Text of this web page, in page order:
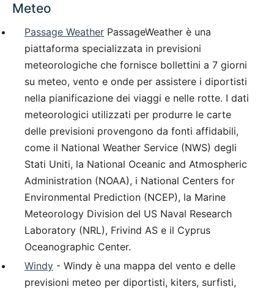
Meteo
Passage Weather PassageWeather è una
piattaforma specializzata in previsioni
meteorologiche che fornisce bollettini a 7 giorni
su meteo, vento e onde per assistere i diportisti
nella pianificazione dei viaggi e nelle rotte. I dati
meteorologici utilizzati per produrre le carte
delle previsioni provengono da fonti affidabili,
come il National Weather Service (NWS) degli
Stati Uniti, la National Oceanic and Atmospheric
Administration (NOAA), i National Centers for
Environmental Prediction (NCEP), la Marine
Meteorology Division del US Naval Research
Laboratory (NRL), Frivind AS e il Cyprus
Oceanographic Center.
Windy - Windy è una mappa del vento e delle
previsioni meteo per diportisti, kiters, surfisti,